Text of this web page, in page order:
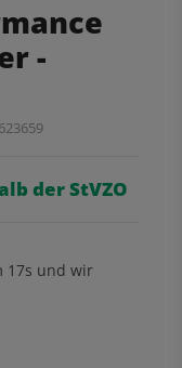
-
der StVZO
17s und wir